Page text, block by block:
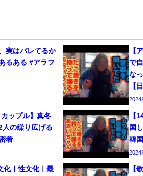
実はバレてるか
るある #アラフ
【
で
な
【
2024
カップル】真冬
の繰り広げる
着
【
国
韓国
2024
化ㅣ性文化ㅣ最
【